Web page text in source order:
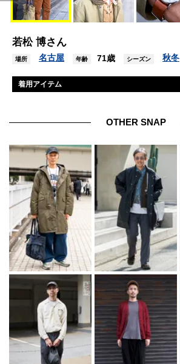
若松 博さん
場所 名古屋 年齢 71歳 シーズン 秋冬
着用アイテム
パンツ オムニゴッド
ダナー
帽子 インダストリアルデザイン
リンドバーグ
バッグ ラグビーラルフローレン
腕時計 タイメックス
OTHER SNAP